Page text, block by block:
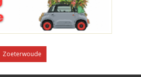
Zoeterwoude